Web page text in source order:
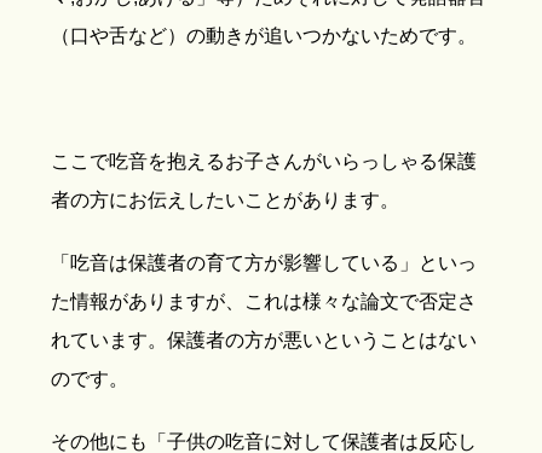
（口や舌など）の動きが追いつかないためです。
ここで吃音を抱えるお子さんがいらっしゃる保護
者の方にお伝えしたいことがあります。
「吃音は保護者の育て方が影響している」といっ
た情報がありますが、これは様々な論文で否定さ
れています。保護者の方が悪いということはない
のです。
その他にも「子供の吃音に対して保護者は反応し